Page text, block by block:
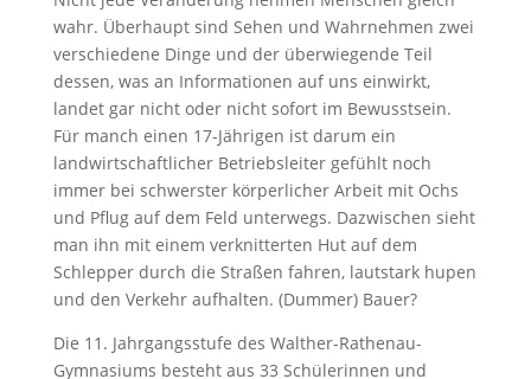
wahr. Überhaupt sind Sehen und Wahrnehmen zwei
verschiedene Dinge und der überwiegende Teil
dessen, was an Informationen auf uns einwirkt,
landet gar nicht oder nicht sofort im Bewusstsein.
Für manch einen 17-Jährigen ist darum ein
landwirtschaftlicher Betriebsleiter gefühlt noch
immer bei schwerster körperlicher Arbeit mit Ochs
und Pflug auf dem Feld unterwegs. Dazwischen sieht
man ihn mit einem verknitterten Hut auf dem
Schlepper durch die Straßen fahren, lautstark hupen
und den Verkehr aufhalten. (Dummer) Bauer?
Die 11. Jahrgangsstufe des Walther-Rathenau-
Gymnasiums besteht aus 33 Schülerinnen und